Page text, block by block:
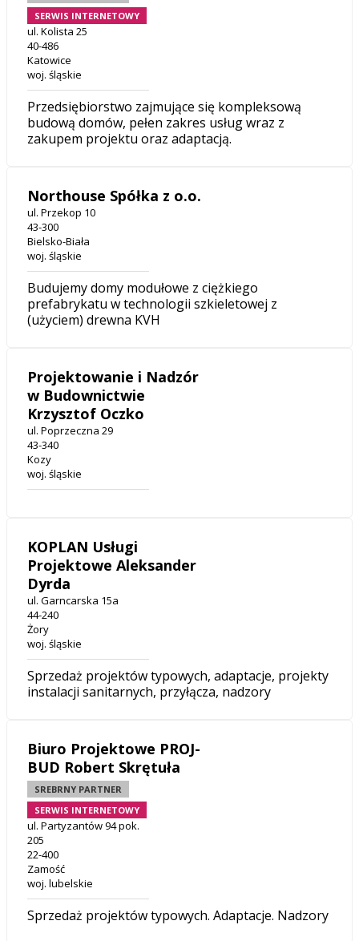
SERWIS INTERNETOWY
ul. Kolista 25
40-486
Katowice
woj. śląskie
Przedsiębiorstwo zajmujące się kompleksową
budową domów, pełen zakres usług wraz z
zakupem projektu oraz adaptacją.
Northouse Spółka z o.o.
ul. Przekop 10
43-300
Bielsko-Biała
woj. śląskie
Budujemy domy modułowe z ciężkiego
prefabrykatu w technologii szkieletowej z
(użyciem) drewna KVH
Projektowanie i Nadzór
w Budownictwie
Krzysztof Oczko
ul. Poprzeczna 29
43-340
Kozy
woj. śląskie
KOPLAN Usługi
Projektowe Aleksander
Dyrda
ul. Garncarska 15a
44-240
Żory
woj. śląskie
Sprzedaż projektów typowych, adaptacje, projekty
instalacji sanitarnych, przyłącza, nadzory
Biuro Projektowe PROJ-
BUD Robert Skrętuła
SREBRNY PARTNER
SERWIS INTERNETOWY
ul. Partyzantów 94 pok.
205
22-400
Zamość
woj. lubelskie
Sprzedaż projektów typowych. Adaptacje. Nadzory